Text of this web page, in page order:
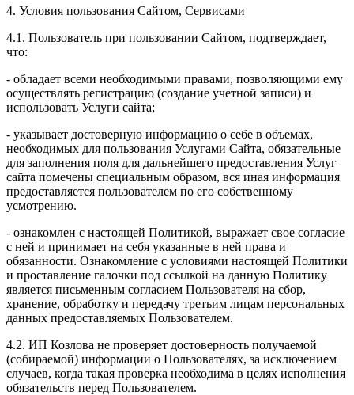
4. Условия пользования Сайтом, Сервисами
4.1. Пользователь при пользовании Сайтом, подтверждает,
что:
- обладает всеми необходимыми правами, позволяющими ему
осуществлять регистрацию (создание учетной записи) и
использовать Услуги сайта;
- указывает достоверную информацию о себе в объемах,
необходимых для пользования Услугами Сайта, обязательные
для заполнения поля для дальнейшего предоставления Услуг
сайта помечены специальным образом, вся иная информация
предоставляется пользователем по его собственному
усмотрению.
- ознакомлен с настоящей Политикой, выражает свое согласие
с ней и принимает на себя указанные в ней права и
обязанности. Ознакомление с условиями настоящей Политики
и проставление галочки под ссылкой на данную Политику
является письменным согласием Пользователя на сбор,
хранение, обработку и передачу третьим лицам персональных
данных предоставляемых Пользователем.
4.2. ИП Козлова не проверяет достоверность получаемой
(собираемой) информации о Пользователях, за исключением
случаев, когда такая проверка необходима в целях исполнения
обязательств перед Пользователем.